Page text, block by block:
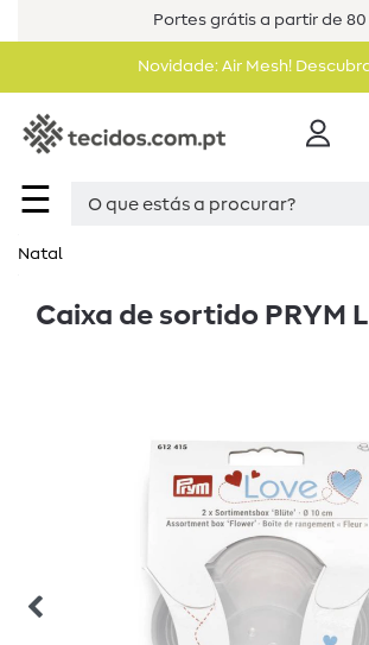
Portes grátis a partir de 80
Novidade: Air Mesh!
☰
Natal
Caixa de sortido PRYM